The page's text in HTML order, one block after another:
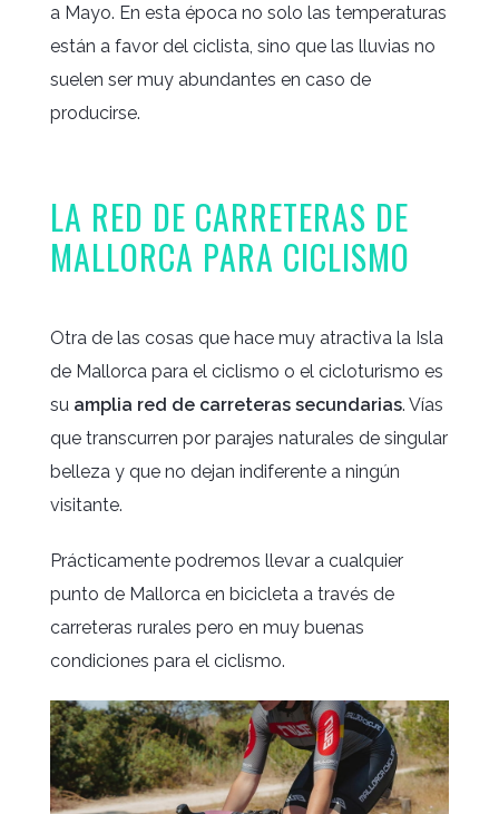
a Mayo. En esta época no solo las temperaturas
están a favor del ciclista, sino que las lluvias no
suelen ser muy abundantes en caso de
producirse.
LA RED DE CARRETERAS DE
MALLORCA PARA CICLISMO
Otra de las cosas que hace muy atractiva la Isla
de Mallorca para el ciclismo o el cicloturismo es
su amplia red de carreteras secundarias. Vías
que transcurren por parajes naturales de singular
belleza y que no dejan indiferente a ningún
visitante.
Prácticamente podremos llevar a cualquier
punto de Mallorca en bicicleta a través de
carreteras rurales pero en muy buenas
condiciones para el ciclismo.